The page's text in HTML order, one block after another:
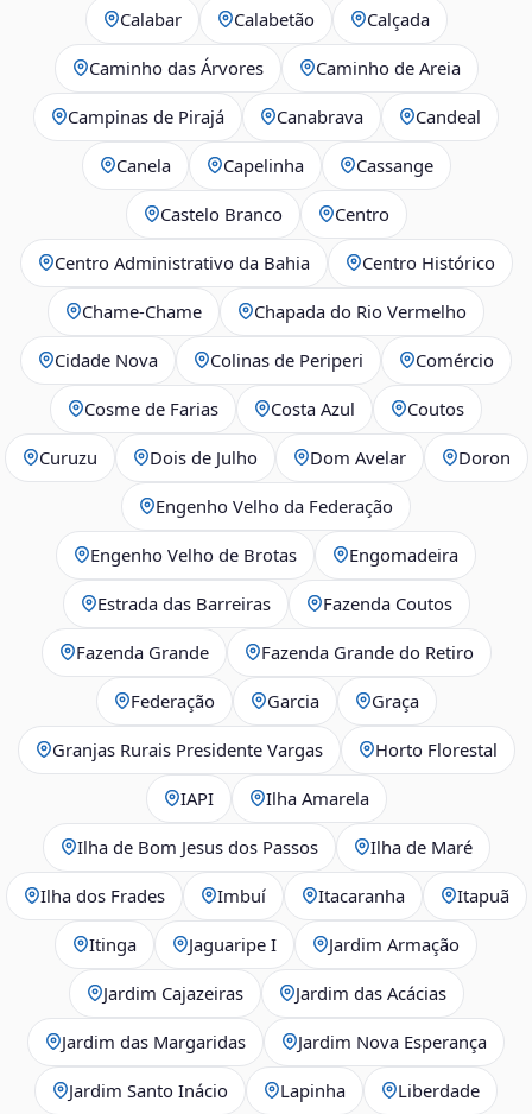
Calabar Calabetão Calçada
Caminho das Árvores Caminho de Areia
Campinas de Pirajá Canabrava Candeal
Canela Capelinha Cassange
Castelo Branco Centro
Centro Administrativo da Bahia Centro Histórico
Chame-Chame Chapada do Rio Vermelho
Cidade Nova Colinas de Periperi Comércio
Cosme de Farias Costa Azul Coutos
Curuzu Dois de Julho Dom Avelar Doron
Engenho Velho da Federação
Engenho Velho de Brotas Engomadeira
Estrada das Barreiras Fazenda Coutos
Fazenda Grande Fazenda Grande do Retiro
Federação Garcia Graça
Granjas Rurais Presidente Vargas Horto Florestal
IAPI Ilha Amarela
Ilha de Bom Jesus dos Passos Ilha de Maré
Ilha dos Frades Imbuí Itacaranha Itapuã
Itinga Jaguaripe I Jardim Armação
Jardim Cajazeiras Jardim das Acácias
Jardim das Margaridas Jardim Nova Esperança
Jardim Santo Inácio Lapinha Liberdade